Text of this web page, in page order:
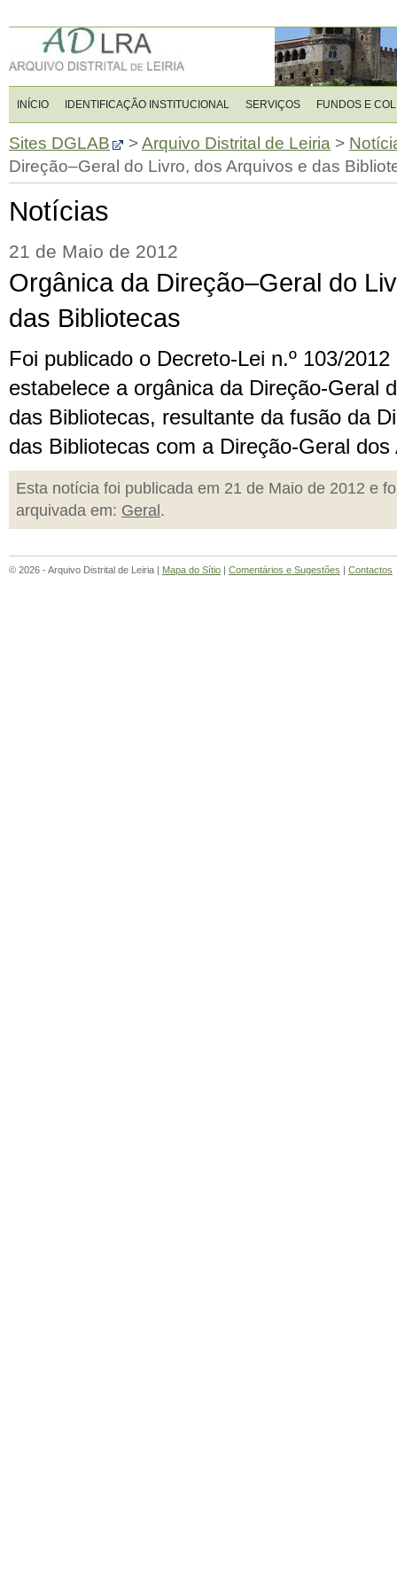
INÍCIO IDENTIFICAÇÃO INSTITUCIONAL SERVIÇOS FUNDOS E
Sites DGLAB >Arquivo Distrital de Leiria >
Direção–Geral do Livro, dos Arquivos e das
Notícias
21 de Maio de 2012
Orgânica da Direção–Geral do
das Bibliotecas
Foi publicado o Decreto-Lei n.º 103/
estabelece a orgânica da Direção-Geral
das Bibliotecas, resultante da fusão da
das Bibliotecas com a Direção-Geral dos
Esta notícia foi publicada em 21 de Maio de 2012 e
arquivada em: Geral .
© 2026 - Arquivo Distrital de Leiria | Mapa do Sítio | Comentários e Sugestões | Contactos